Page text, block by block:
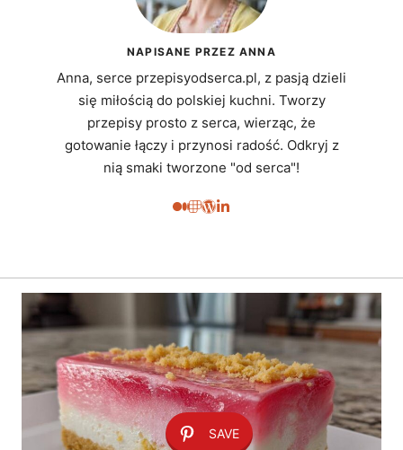
NAPISANE PRZEZ ANNA
Anna, serce przepisyodserca.pl, z pasją dzieli
się miłością do polskiej kuchni. Tworzy
przepisy prosto z serca, wierząc, że
gotowanie łączy i przynosi radość. Odkryj z
nią smaki tworzone "od serca"!
SAVE